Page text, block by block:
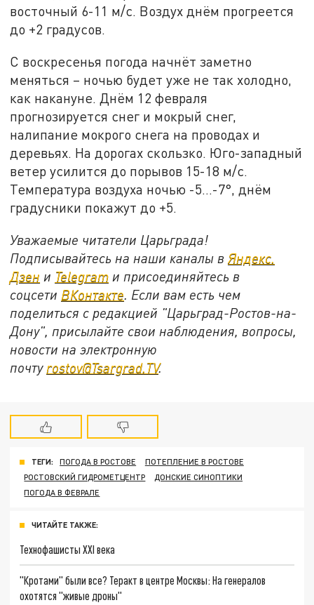
восточный 6-11 м/с. Воздух днём прогреется
до +2 градусов.
С воскресенья погода начнёт заметно
меняться – ночью будет уже не так холодно,
как накануне. Днём 12 февраля
прогнозируется снег и мокрый снег,
налипание мокрого снега на проводах и
деревьях. На дорогах скользко. Юго-западный
ветер усилится до порывов 15-18 м/с.
Температура воздуха ночью -5…-7°, днём
градусники покажут до +5.
Уважаемые читатели Царьграда!
Подписывайтесь на наши каналы вЯндекс.
Дзен и Telegram и присоединяйтесь в
соцсети ВКонтакте. Если вам есть чем
поделиться с редакцией "Царьград-Ростов-на-
Дону", присылайте свои наблюдения, вопросы,
новости на электронную
почту rostov@Tsargrad.ТV.
ТЕГИ: ПОГОДА В РОСТОВЕ
ПОТЕПЛЕНИЕ В РОСТОВЕ
РОСТОВСКИЙ ГИДРОМЕТЦЕНТР
ДОНСКИЕ СИНОПТИКИ
ПОГОДА В ФЕВРАЛЕ
ЧИТАЙТЕ ТАКЖЕ:
Технофашисты XXI века
"Кротами" были все? Теракт в центре Москвы: На генералов
охотятся "живые дроны"